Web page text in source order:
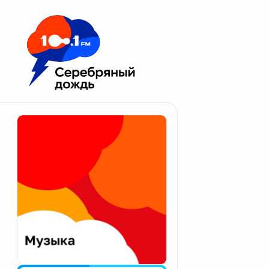
Москва 100.1 FM
Апатиты
Екатеринбург
Калининград
Калуга